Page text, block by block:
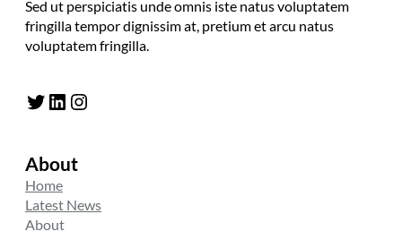
Sed ut perspiciatis unde omnis iste natus voluptatem
fringilla tempor dignissim at, pretium et arcu natus
voluptatem fringilla.
Twitter LinkedIn Instagram
About
Home
Latest News
About